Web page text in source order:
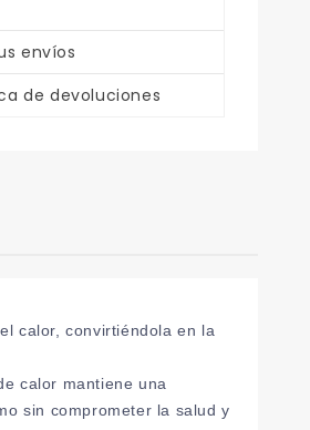
envíos
de devoluciones
calor, convirtiéndola en la
calor mantiene una
sin comprometer la salud y